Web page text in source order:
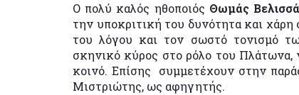
Ο πολύ καλός ηθοποιός Θωμάς
την υποκριτική του δυνότητα και
του λόγου και τον σωστό τονισμό
σκηνικό κύρος στο ρόλο του Πλάτωνα,
κοινό. Επίσης συμμετέχουν στην
Μιστριώτης, ως αφηγητής.